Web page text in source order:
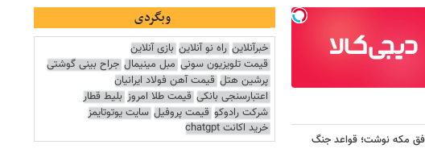
مکه نوشت؛ قواعد جنگ
وبگردی
خبرآنلاین راه نو آنلاین بازی آنلاین
قیمت تلویزیون سونی مبل مینیمال جراح بینی گوشتی
پرشین هتل قیمت آهن فولاد ایرانیان
اعتبارسنجی بانکی قیمت طلا امروز بلیط قطار
شرکت رادوکو قیمت پروفیل سایت یوتوتایمز
خرید اکانت chatgpt